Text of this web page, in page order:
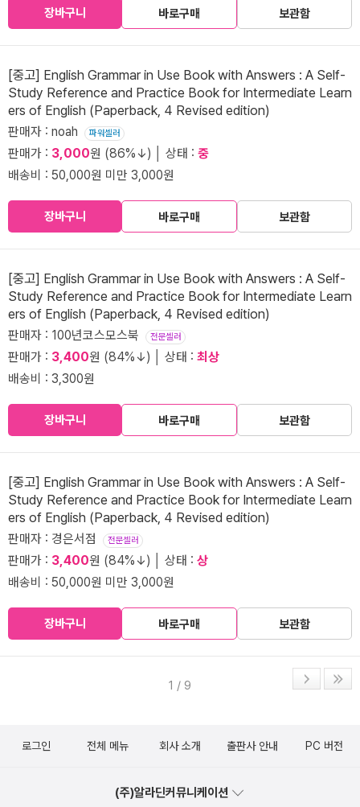
장바구니 바로구매 보관함
[중고] English Grammar in Use Book with Answers : A Self-
Study Reference and Practice Book for Intermediate Learn
ers of English (Paperback, 4 Revised edition)
판매자 : noah 파워셀러
판매가 : 3,000원 (86%↓) │ 상태 : 중
배송비 : 50,000원 미만 3,000원
장바구니 바로구매 보관함
[중고] English Grammar in Use Book with Answers : A Self-
Study Reference and Practice Book for Intermediate Learn
ers of English (Paperback, 4 Revised edition)
판매자 : 100년코스모스북 전문셀러
판매가 : 3,400원 (84%↓) │ 상태 : 최상
배송비 : 3,300원
장바구니 바로구매 보관함
[중고] English Grammar in Use Book with Answers : A Self-
Study Reference and Practice Book for Intermediate Learn
ers of English (Paperback, 4 Revised edition)
판매자 : 경은서점 전문셀러
판매가 : 3,400원 (84%↓) │ 상태 : 상
배송비 : 50,000원 미만 3,000원
장바구니 바로구매 보관함
1 / 9
로그인 전체 메뉴 회사 소개 출판사 안내 PC 버전
(주)알라딘커뮤니케이션